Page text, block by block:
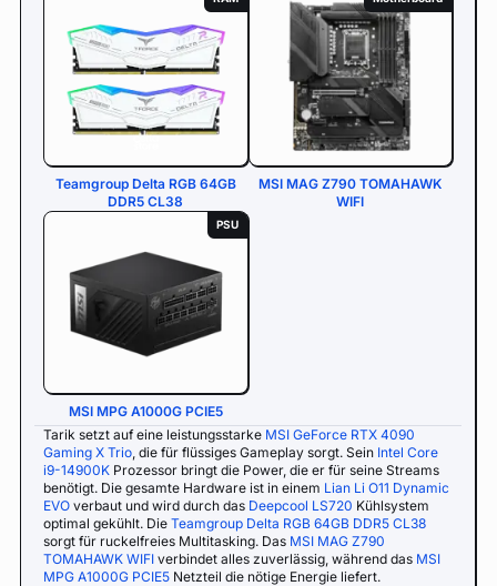
Teamgroup Delta RGB 64GB
DDR5 CL38
MSI MAG Z790 TOMAHAWK
WIFI
PSU
MSI MPG A1000G PCIE5
Tarik setzt auf eine leistungsstarke MSI GeForce RTX 4090
Gaming X Trio , die für flüssiges Gameplay sorgt. Sein Intel Core
i9-14900K Prozessor bringt die Power, die er für seine Streams
benötigt. Die gesamte Hardware ist in einem Lian Li O11 Dynamic
EVO verbaut und wird durch das Deepcool LS720 Kühlsystem
optimal gekühlt. Die Teamgroup Delta RGB 64GB DDR5 CL38
sorgt für ruckelfreies Multitasking. Das MSI MAG Z790
TOMAHAWK WIFI verbindet alles zuverlässig, während das MSI
MPG A1000G PCIE5 Netzteil die nötige Energie liefert.